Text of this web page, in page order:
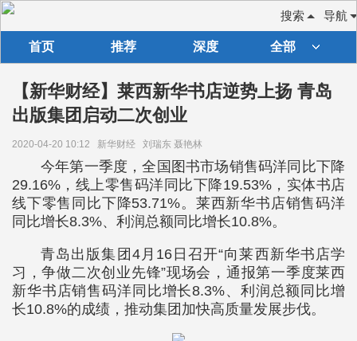
导航
搜索
首页 推荐 深度 全部
【新华财经】莱西新华书店逆势上扬 青岛
出版集团启动二次创业
2020-04-20 10:12 新华财经 刘瑞东 聂艳林
今年第一季度，全国图书市场销售码洋同比下降
29.16%，线上零售码洋同比下降19.53%，实体书店
线下零售同比下降53.71%。莱西新华书店销售码洋
同比增长8.3%、利润总额同比增长10.8%。
青岛出版集团4月16日召开“向莱西新华书店学
习，争做二次创业先锋”现场会，通报第一季度莱西
新华书店销售码洋同比增长8.3%、利润总额同比增
长10.8%的成绩，推动集团加快高质量发展步伐。